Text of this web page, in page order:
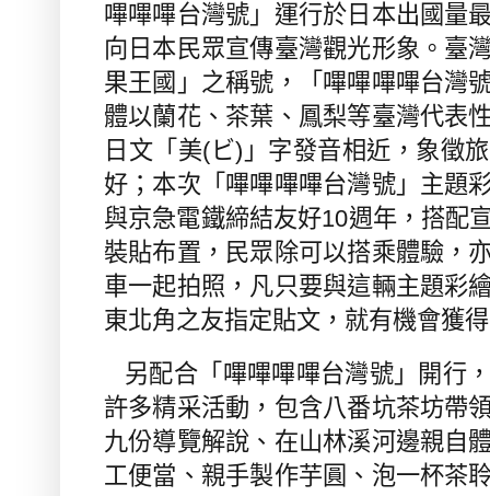
嗶嗶嗶台灣號」運行於日本出國量
向日本民眾宣傳臺灣觀光形象。臺
果王國」之稱號，「嗶嗶嗶嗶台灣
體以蘭花、茶葉、鳳梨等臺灣代表
日文「美( ビ) 」字發音相近，象徵
好；本次「嗶嗶嗶嗶台灣號」主題
與京急電鐵締結友好10週年，搭配
裝貼布置，民眾除可以搭乘體驗，
車一起拍照，凡只要與這輛主題彩
東北角之友指定貼文，就有機會獲
另配合「嗶嗶嗶嗶台灣號」開行
許多精采活動，包含八番坑茶坊帶
九份導覽解說、在山林溪河邊親自
工便當、親手製作芋圓、泡一杯茶